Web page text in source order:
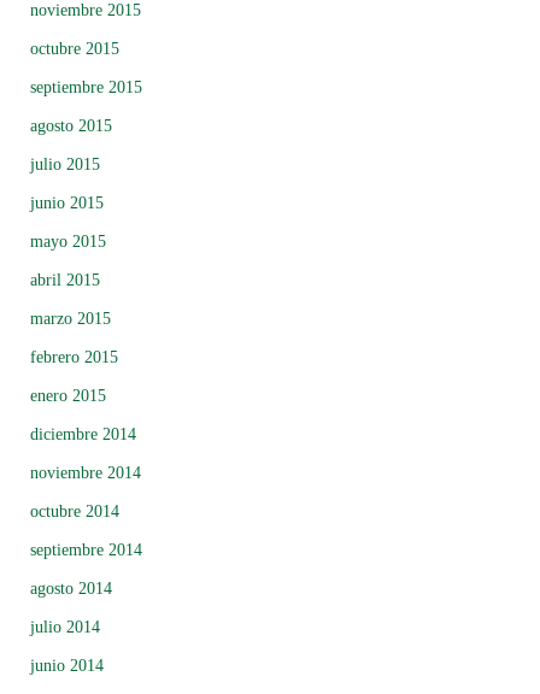
noviembre 2015
octubre 2015
septiembre 2015
agosto 2015
julio 2015
junio 2015
mayo 2015
abril 2015
marzo 2015
febrero 2015
enero 2015
diciembre 2014
noviembre 2014
octubre 2014
septiembre 2014
agosto 2014
julio 2014
junio 2014